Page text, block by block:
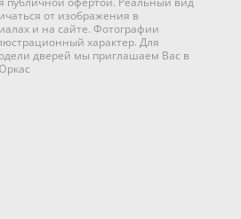
от изображения в
и на сайте. Фотографии
характер. Для
дверей мы приглашаем Вас в